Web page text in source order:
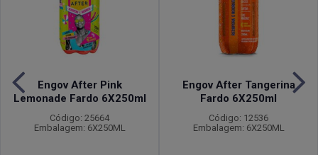
Engov After Pink
Lemonade Fardo 6X250ml
Código: 25664
Embalagem: 6X250ML
Engov After Tangerina
Fardo 6X250ml
Código: 12536
Embalagem: 6X250ML